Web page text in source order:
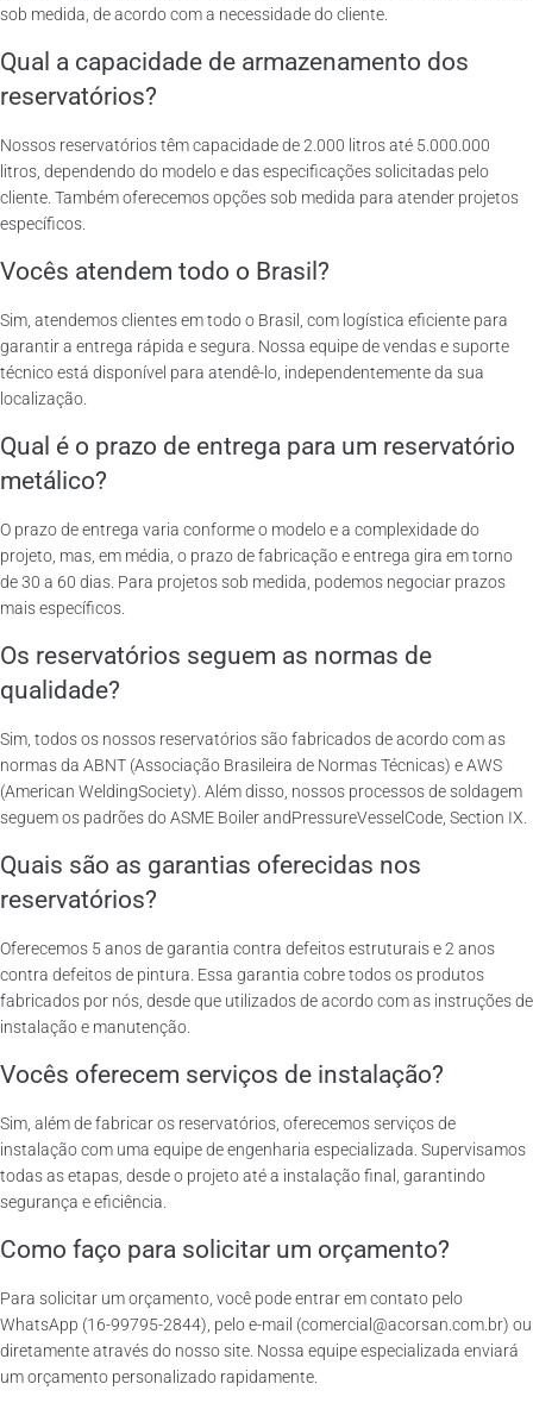
sob medida, de acordo com a necessidade do cliente.
Qual a capacidade de armazenamento dos
reservatórios?
Nossos reservatórios têm capacidade de 2.000 litros até 5.000.000
litros, dependendo do modelo e das especificações solicitadas pelo
cliente. Também oferecemos opções sob medida para atender projetos
específicos.
Vocês atendem todo o Brasil?
Sim, atendemos clientes em todo o Brasil, com logística eficiente para
garantir a entrega rápida e segura. Nossa equipe de vendas e suporte
técnico está disponível para atendê-lo, independentemente da sua
localização.
Qual é o prazo de entrega para um reservatório
metálico?
O prazo de entrega varia conforme o modelo e a complexidade do
projeto, mas, em média, o prazo de fabricação e entrega gira em torno
de 30 a 60 dias. Para projetos sob medida, podemos negociar prazos
mais específicos.
Os reservatórios seguem as normas de
qualidade?
Sim, todos os nossos reservatórios são fabricados de acordo com as
normas da ABNT (Associação Brasileira de Normas Técnicas) e AWS
(American WeldingSociety). Além disso, nossos processos de soldagem
seguem os padrões do ASME Boiler andPressureVesselCode, Section IX.
Quais são as garantias oferecidas nos
reservatórios?
Oferecemos 5 anos de garantia contra defeitos estruturais e 2 anos
contra defeitos de pintura. Essa garantia cobre todos os produtos
fabricados por nós, desde que utilizados de acordo com as instruções de
instalação e manutenção.
Vocês oferecem serviços de instalação?
Sim, além de fabricar os reservatórios, oferecemos serviços de
instalação com uma equipe de engenharia especializada. Supervisamos
todas as etapas, desde o projeto até a instalação final, garantindo
segurança e eficiência.
Como faço para solicitar um orçamento?
Para solicitar um orçamento, você pode entrar em contato pelo
WhatsApp (16-99795-2844), pelo e-mail (comercial@acorsan.com.br) ou
diretamente através do nosso site. Nossa equipe especializada enviará
um orçamento personalizado rapidamente.